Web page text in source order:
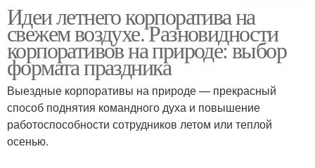
корпоратива
Идеи для проведения
Музыкальные конкурсы
Конкурсы на
корпоратив
Идеи летнего корпоратива на
свежем воздухе. Разновидности
корпоративов на природе: выбор
формата праздника
Выездные корпоративы на природе — прекрасный
способ поднятия командного духа и повышение
работоспособности сотрудников летом или теплой
осенью.